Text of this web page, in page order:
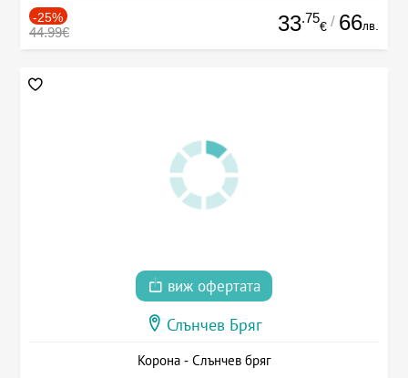
-25%
44.99€ 33.75
€ / 66лв.
виж офертата
Слънчев Бряг
Корона - Слънчев бряг